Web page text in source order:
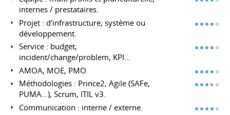
internes / prestataires.
Projet : d'infrastructure, système ou
développement.
Service : budget,
incident/change/problem, KPI...
AMOA, MOE, PMO.
Méthodologies : Prince2, Agile (SAFe,
PUMA...), Scrum, ITIL v3.
Communication : interne / externe.